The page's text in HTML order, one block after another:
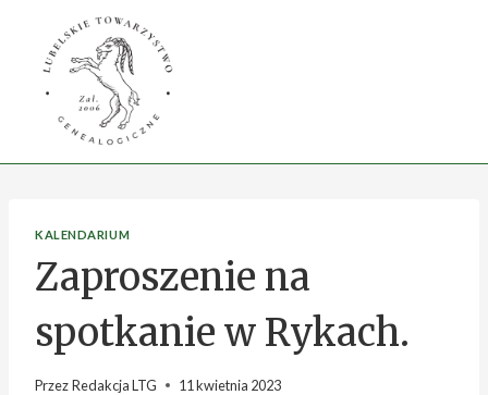
KALENDARIUM
Zaproszenie na
spotkanie w Rykach.
PrzezRedakcja LTG 11 kwietnia 2023